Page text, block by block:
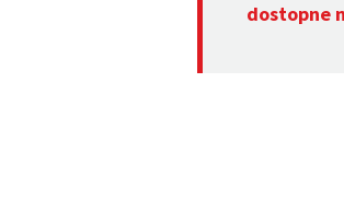
dostopne